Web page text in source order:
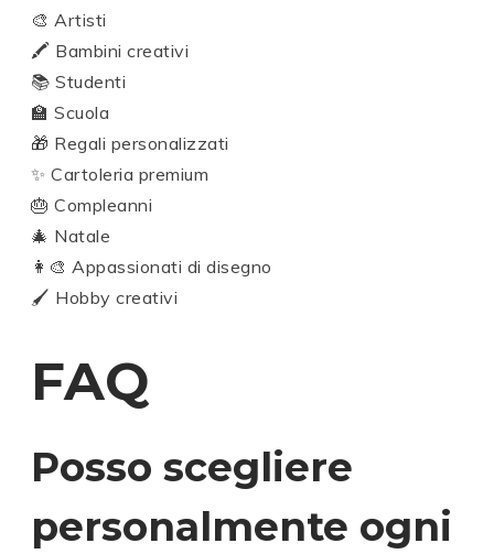
🎨 Artisti
🖍️ Bambini creativi
📚 Studenti
🏫 Scuola
🎁 Regali personalizzati
✨ Cartoleria premium
🎂 Compleanni
🎄 Natale
👩‍🎨 Appassionati di disegno
🖌️ Hobby creativi
FAQ
Posso scegliere
personalmente ogni